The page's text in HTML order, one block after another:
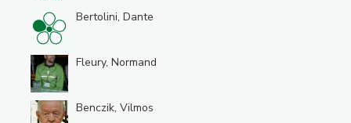
Bertolini, Dante
Fleury, Normand
Benczik, Vilmos